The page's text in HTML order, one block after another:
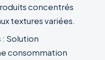
concentrés
textures variées.
: Solution
consommation